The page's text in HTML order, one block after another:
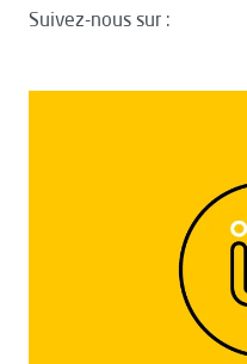
Suivez-nous sur :